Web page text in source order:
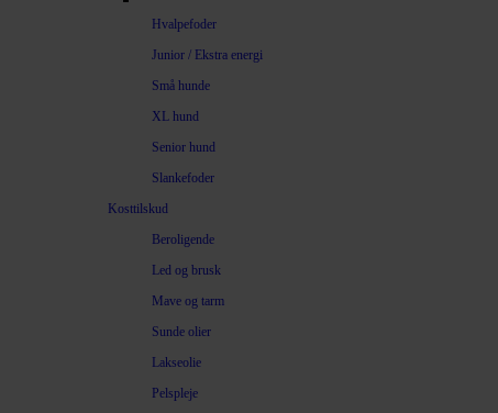
Hvalpefoder
Junior / Ekstra energi
Små hunde
XL hund
Senior hund
Slankefoder
Kosttilskud
Beroligende
Led og brusk
Mave og tarm
Sunde olier
Lakseolie
Pelspleje